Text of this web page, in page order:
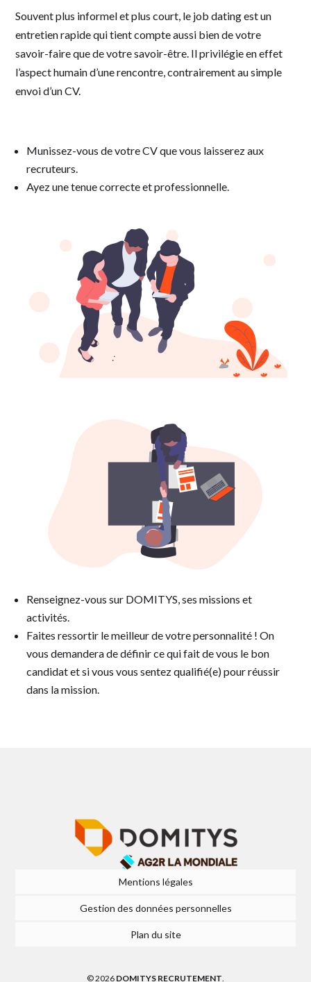
Souvent plus informel et plus court, le job dating est un
entretien rapide qui tient compte aussi bien de votre
savoir-faire que de votre savoir-être. Il privilégie en effet
l’aspect humain d’une rencontre, contrairement au simple
envoi d’un CV.
Munissez-vous de votre CV que vous laisserez aux
recruteurs.
Ayez une tenue correcte et professionnelle.
Renseignez-vous sur DOMITYS, ses missions et
activités.
Faites ressortir le meilleur de votre personnalité ! On
vous demandera de définir ce qui fait de vous le bon
candidat et si vous vous sentez qualifié(e) pour réussir
dans la mission.
Mentions légales
Gestion des données personnelles
Plan du site
© 2026 DOMITYS RECRUTEMENT